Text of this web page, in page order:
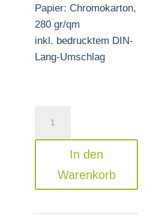
Papier: Chromokarton,
280 gr/qm
inkl. bedrucktem DIN-
Lang-Umschlag
Menge
In den
Warenkorb